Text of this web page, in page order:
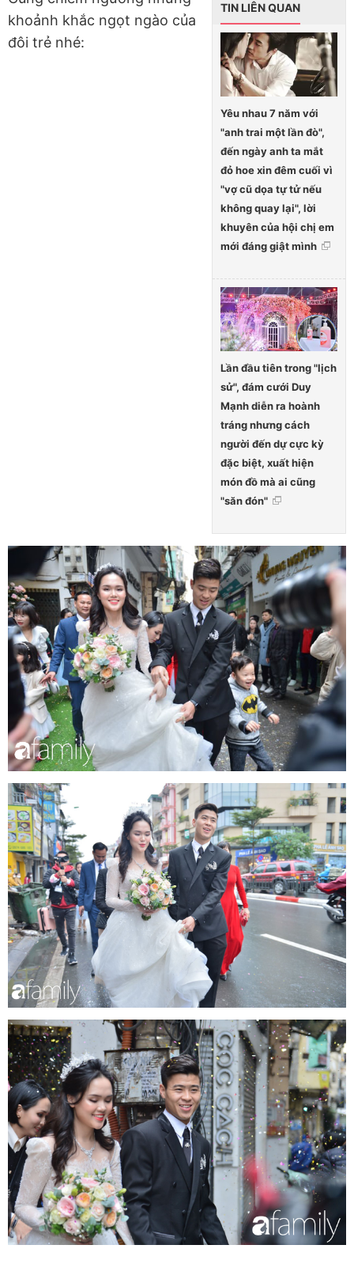
TIN LIÊN QUAN
Yêu nhau 7 năm với
"anh trai một lần đò",
đến ngày anh ta mắt
đỏ hoe xin đêm cuối vì
"vợ cũ dọa tự tử nếu
không quay lại", lời
khuyên của hội chị em
mới đáng giật mình
Lần đầu tiên trong "lịch
sử", đám cưới Duy
Mạnh diễn ra hoành
tráng nhưng cách
người đến dự cực kỳ
đặc biệt, xuất hiện
món đồ mà ai cũng
"săn đón"
khoảnh khắc ngọt ngào của
đôi trẻ nhé: